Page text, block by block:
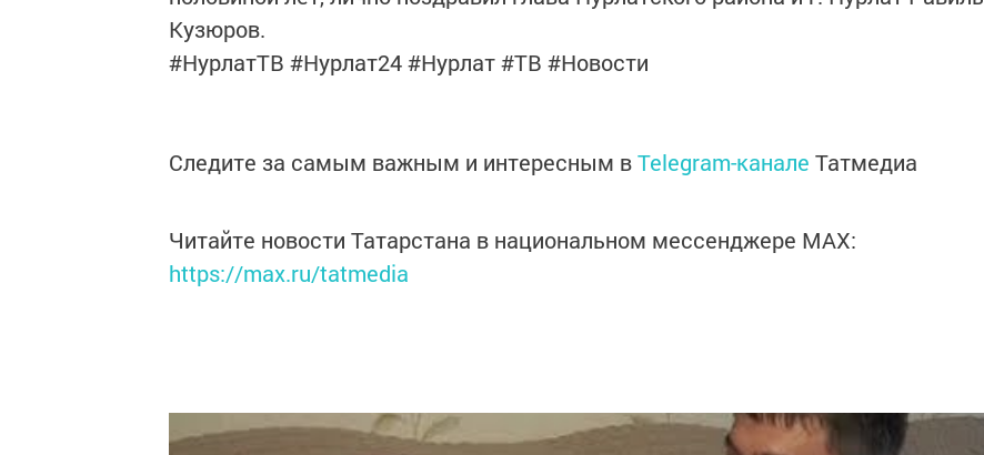
Кузюров.
#НурлатТВ #Нурлат24 #Нурлат #ТВ #Новости
Следите за самым важным и интересным вTelegram-канале Татмедиа
Читайте новости Татарстана в национальном мессенджере MАХ:
https://max.ru/tatmedia